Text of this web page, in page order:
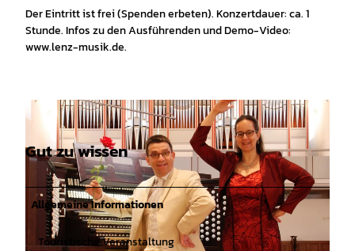
Der Eintritt ist frei (Spenden erbeten). Konzertdauer: ca. 1
Stunde. Infos zu den Ausführenden und Demo-Video:
www.lenz-musik.de.
Gut zu wissen
Allgemeine Informationen
Touristische Veranstaltung